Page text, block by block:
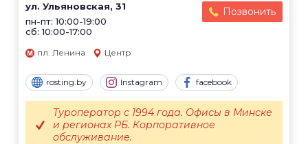
ул. Ульяновская, 31
пн-пт: 10:00-19:00
сб: 10:00-17:00
Позвонить
пл. Ленина Центр
rosting.by Instagram facebook
Туроператор с 1994 года. Офисы в Минске
и регионах РБ. Корпоративное
обслуживание.